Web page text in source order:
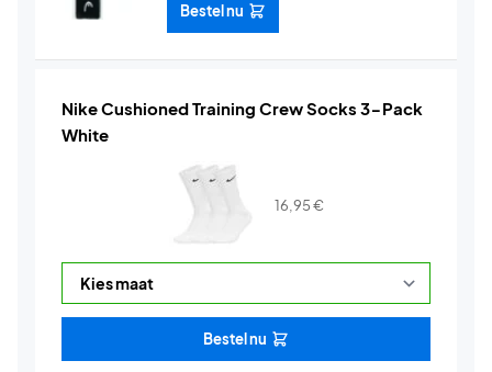
Bestel nu
Nike Cushioned Training Crew Socks 3-Pack
White
16,95€
Bestel nu